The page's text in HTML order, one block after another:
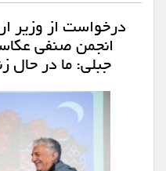
درخواست از وزیر
انجمن صنفی
جبلی: ما در حال